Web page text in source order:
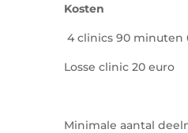
Kosten
4 clinics 90 minuten
Losse clinic 20 euro
Minimale aantal